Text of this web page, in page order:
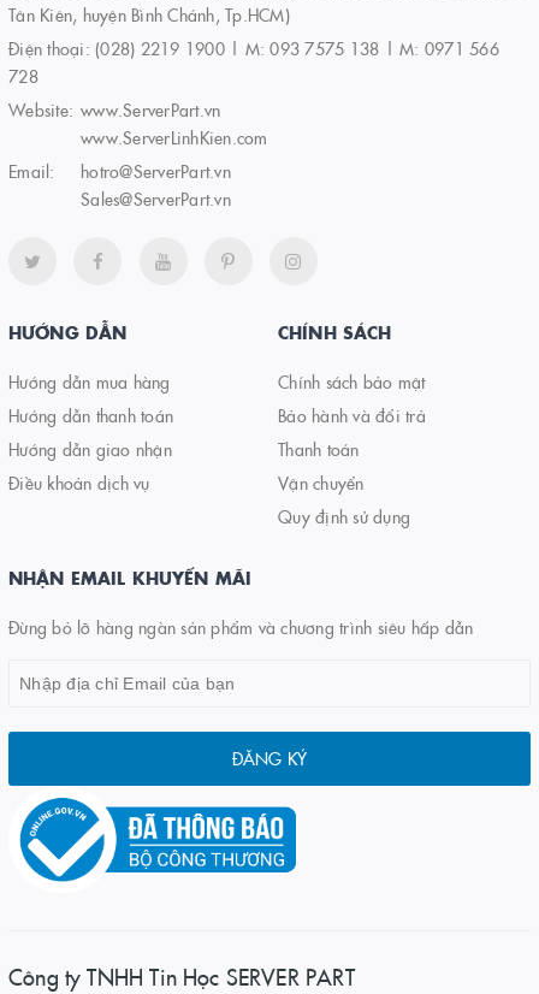
Tân Kiên, huyện Bình Chánh, Tp.HCM)
Điện thoại: (028) 2219 1900 | M: 093 7575 138 | M: 0971 566
728
Website: www.ServerPart.vn
www.ServerLinhKien.com
Email:
hotro@ServerPart.vn
Sales@ServerPart.vn
HƯỚNG DẪN
Hướng dẫn mua hàng
Hướng dẫn thanh toán
Hướng dẫn giao nhận
Điều khoản dịch vụ
CHÍNH SÁCH
Chính sách bảo mật
Bảo hành và đổi trả
Thanh toán
Vận chuyển
Quy định sử dụng
NHẬN EMAIL KHUYẾN MÃI
Đừng bỏ lỡ hàng ngàn sản phẩm và chương trình siêu hấp dẫn
ĐĂNG KÝ
Công ty TNHH Tin Học SERVER PART